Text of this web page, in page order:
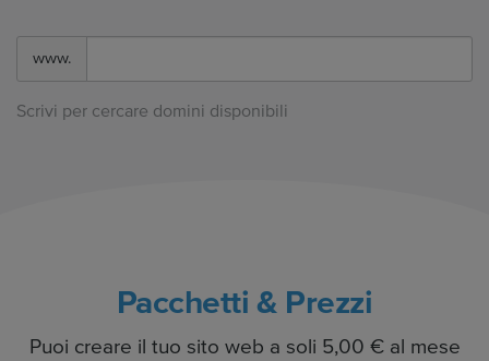
www.
Scrivi per cercare domini disponibili
Pacchetti & Prezzi
Puoi creare il tuo sito web a soli 5,00 € al mese